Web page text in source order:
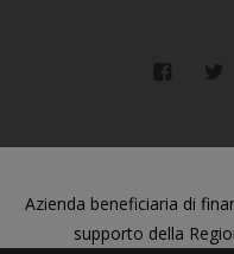
Azienda beneficiaria di
supporto della